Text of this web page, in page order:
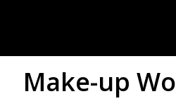
Make-up